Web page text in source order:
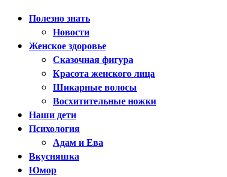
Полезно знать
Новости
Женское здоровье
Сказочная фигура
Красота женского лица
Шикарные волосы
Восхитительные ножки
Наши дети
Психология
Адам и Ева
Вкусняшка
Юмор